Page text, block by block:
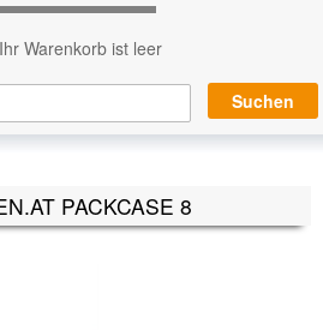
Ihr Warenkorb ist leer
PACKCASE 8